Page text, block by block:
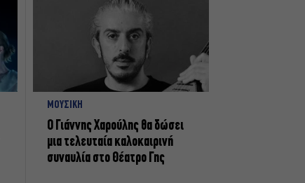
ΜΟΥΣΙΚΗ
Ο Γιάννης Χαρούλης θα δώσει
μια τελευταία καλοκαιρινή
συναυλία στο Θέατρο Γης